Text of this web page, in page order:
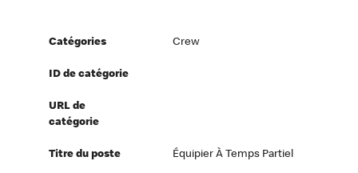
Catégories Crew
ID de catégorie
URL de
catégorie
Titre du poste Équipier À Temps Partiel